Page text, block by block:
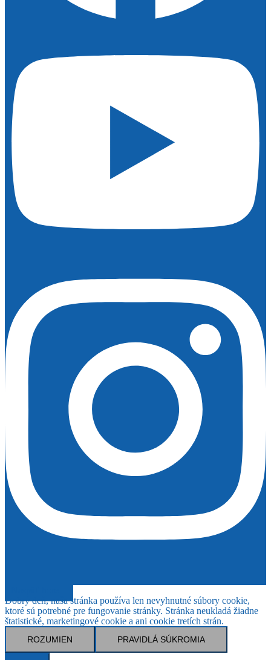
Dobrý deň, naša stránka používa len nevyhnutné súbory cookie,
ktoré sú potrebné pre fungovanie stránky. Stránka neukladá žiadne
štatistické, marketingové cookie a ani cookie tretích strán.
ROZUMIEN PRAVIDLÁ SÚKROMIA